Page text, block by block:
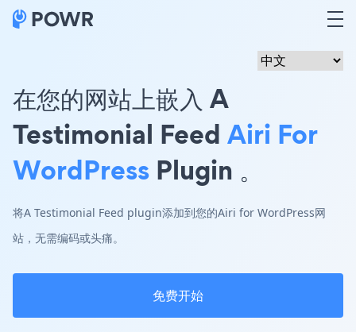
在您的网站上嵌入 A
Testimonial Feed Airi For
WordPress Plugin 。
将A Testimonial Feed plugin添加到您的Airi for WordPress网
站，无需编码或头痛。
免费开始